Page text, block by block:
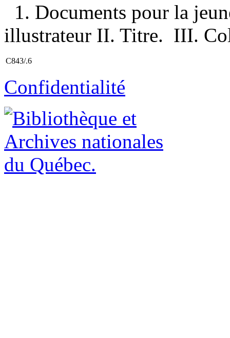
1. Documents pour la
illustrateur II. Titre. III.
C843/.6
Confidentialité